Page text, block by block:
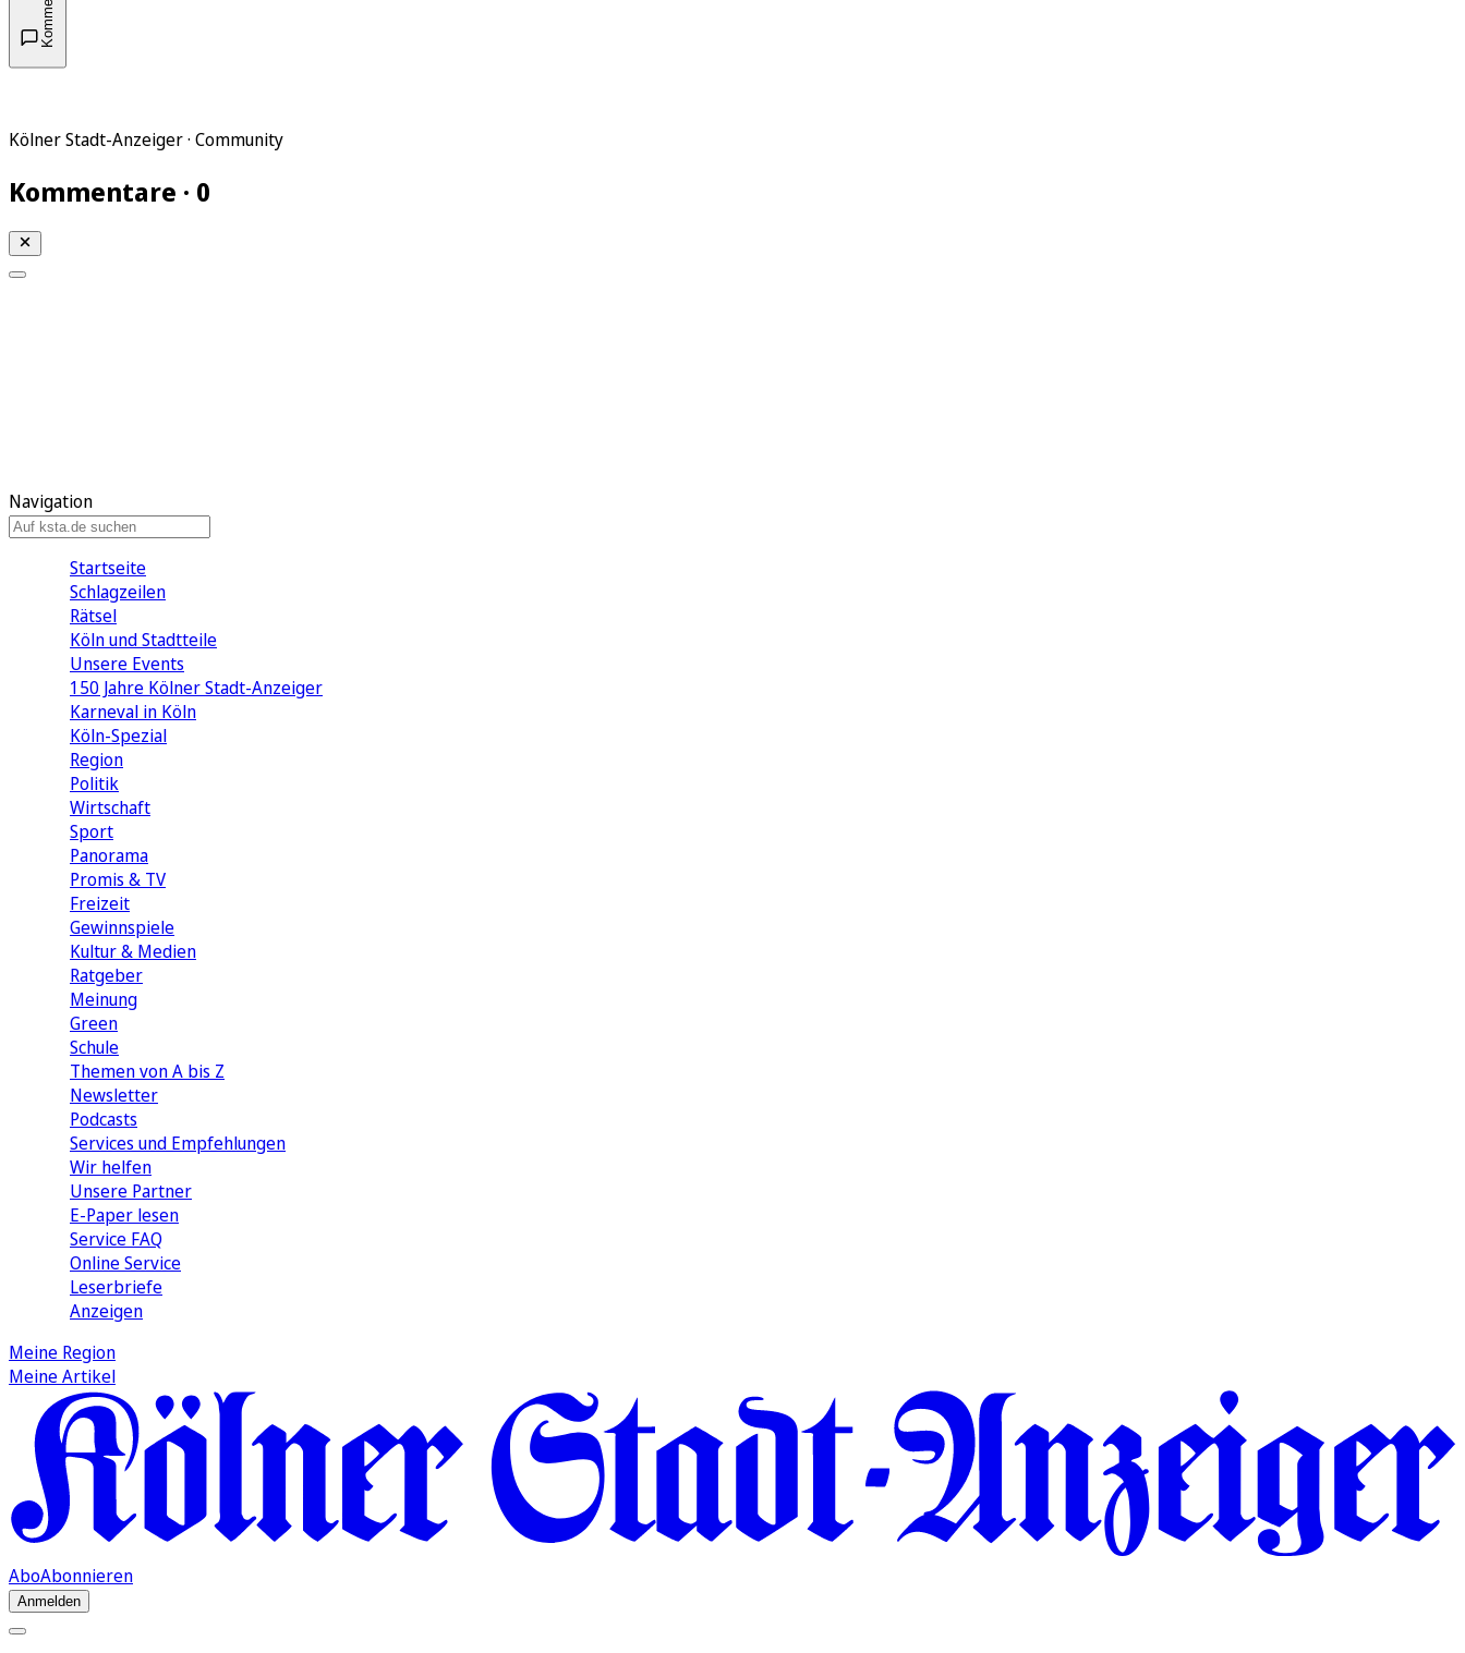
Kölner Stadt-Anzeiger · Community
Kommentare · 0
Navigation
Startseite
Schlagzeilen
Rätsel
Köln und Stadtteile
Unsere Events
150 Jahre Kölner Stadt-Anzeiger
Karneval in Köln
Köln-Spezial
Region
Politik
Wirtschaft
Sport
Panorama
Promis & TV
Freizeit
Gewinnspiele
Kultur & Medien
Ratgeber
Meinung
Green
Schule
Themen von A bis Z
Newsletter
Podcasts
Services und Empfehlungen
Wir helfen
Unsere Partner
E-Paper lesen
Service FAQ
Online Service
Leserbriefe
Anzeigen
Meine Region
Meine Artikel
AboAbonnieren
Anmelden